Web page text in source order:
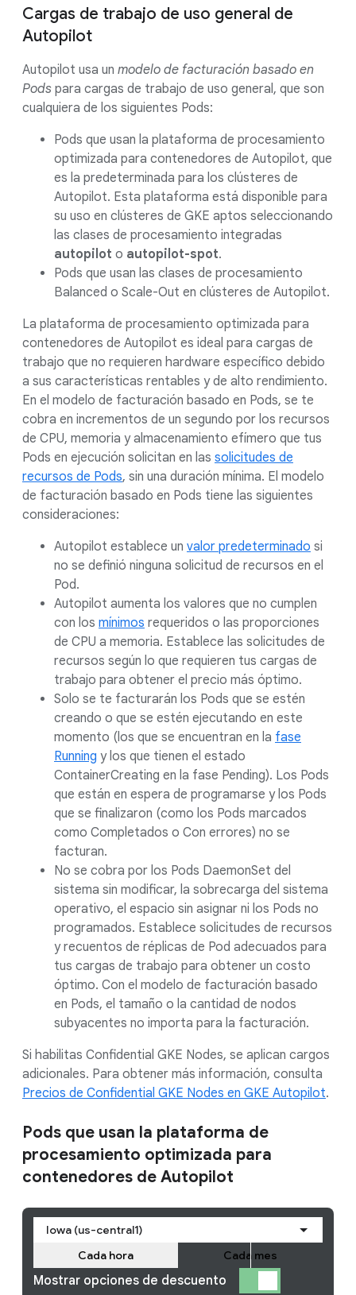
Cargas de trabajo de uso general de
Autopilot
Autopilot usa un modelo de facturación basado en
Pods para cargas de trabajo de uso general, que son
cualquiera de los siguientes Pods:
Pods que usan la plataforma de procesamiento
optimizada para contenedores de Autopilot, que
es la predeterminada para los clústeres de
Autopilot. Esta plataforma está disponible para
su uso en clústeres de GKE aptos seleccionando
las clases de procesamiento integradas
autopilot o autopilot-spot.
Pods que usan las clases de procesamiento
Balanced o Scale-Out en clústeres de Autopilot.
La plataforma de procesamiento optimizada para
contenedores de Autopilot es ideal para cargas de
trabajo que no requieren hardware específico debido
a sus características rentables y de alto rendimiento.
En el modelo de facturación basado en Pods, se te
cobra en incrementos de un segundo por los recursos
de CPU, memoria y almacenamiento efímero que tus
Pods en ejecución solicitan en las solicitudes de
recursos de Pods, sin una duración mínima. El modelo
de facturación basado en Pods tiene las siguientes
consideraciones:
Autopilot establece un valor predeterminado si
no se definió ninguna solicitud de recursos en el
Pod.
Autopilot aumenta los valores que no cumplen
con los mínimos requeridos o las proporciones
de CPU a memoria. Establece las solicitudes de
recursos según lo que requieren tus cargas de
trabajo para obtener el precio más óptimo.
Solo se te facturarán los Pods que se estén
creando o que se estén ejecutando en este
momento (los que se encuentran en la fase
Running y los que tienen el estado
ContainerCreating en la fase Pending). Los Pods
que están en espera de programarse y los Pods
que se finalizaron (como los Pods marcados
como Completados o Con errores) no se
facturan.
No se cobra por los Pods DaemonSet del
sistema sin modificar, la sobrecarga del sistema
operativo, el espacio sin asignar ni los Pods no
programados. Establece solicitudes de recursos
y recuentos de réplicas de Pod adecuados para
tus cargas de trabajo para obtener un costo
óptimo. Con el modelo de facturación basado
en Pods, el tamaño o la cantidad de nodos
subyacentes no importa para la facturación.
Si habilitas Confidential GKE Nodes, se aplican cargos
adicionales. Para obtener más información, consulta
Precios de Confidential GKE Nodes en GKE Autopilot.
Pods que usan la plataforma de
procesamiento optimizada para
contenedores de Autopilot
Iowa (us-central1)
Mostrar opciones de descuento
Cada hora Cada mes